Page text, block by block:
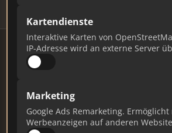
Kartendienste
Interaktive Karten von
IP-Adresse wird an externe Server
Marketing
Google Ads Remarketing.
Werbeanzeigen auf anderen
# MAKLER / FIRMA